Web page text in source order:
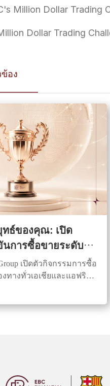
Million Dollar Trading
Dollar Trading
อง
ทธ์ของคุณ: เปิด
การซื้อขายระดับ
งวัลเงินสดก้อนใหญ่
เปิดตัวกิจกรรมการซื้อ
ทางทั่วเอเชียและแอฟริกา
แข่งขันทั้งแบบจำลองและ